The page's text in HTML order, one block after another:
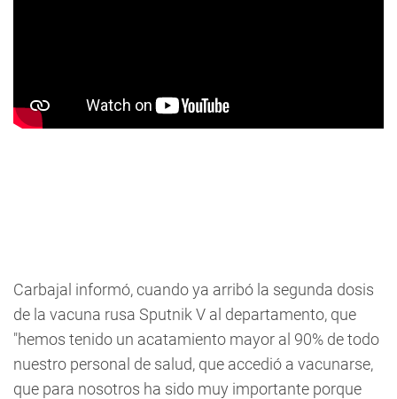
Carbajal informó, cuando ya arribó la segunda dosis
de la vacuna rusa Sputnik V al departamento, que
"hemos tenido un acatamiento mayor al 90% de todo
nuestro personal de salud, que accedió a vacunarse,
que para nosotros ha sido muy importante porque